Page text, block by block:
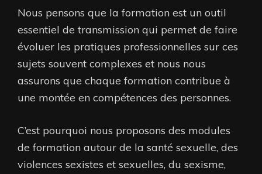
Nous pensons que la formation est un outil
essentiel de transmission qui permet de faire
évoluer les pratiques professionnelles sur ces
sujets souvent complexes et nous nous
assurons que chaque formation contribue à
une montée en compétences des personnes.
C’est pourquoi nous proposons des modules
de formation autour de la santé sexuelle, des
violences sexistes et sexuelles, du sexisme,